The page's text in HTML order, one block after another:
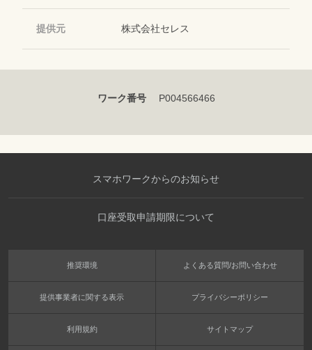
提供元 株式会社セレス
ワーク番号 P004566466
スマホワークからのお知らせ
口座受取申請期限について
推奨環境 よくある質問/お問い合わせ
提供事業者に関する表示 プライバシーポリシー
利用規約 サイトマップ